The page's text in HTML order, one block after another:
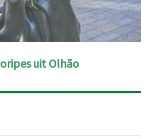
uit Olhão